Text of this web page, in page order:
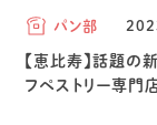
パン部
【恵比寿】話題の
フペストリー専門